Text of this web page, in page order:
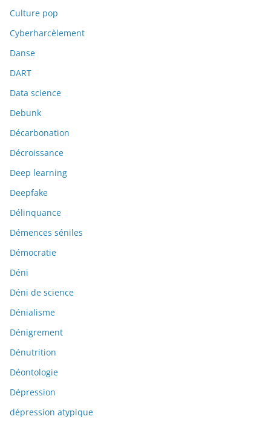
Culture pop
Cyberharcèlement
Danse
DART
Data science
Debunk
Décarbonation
Décroissance
Deep learning
Deepfake
Délinquance
Démences séniles
Démocratie
Déni
Déni de science
Dénialisme
Dénigrement
Dénutrition
Déontologie
Dépression
dépression atypique